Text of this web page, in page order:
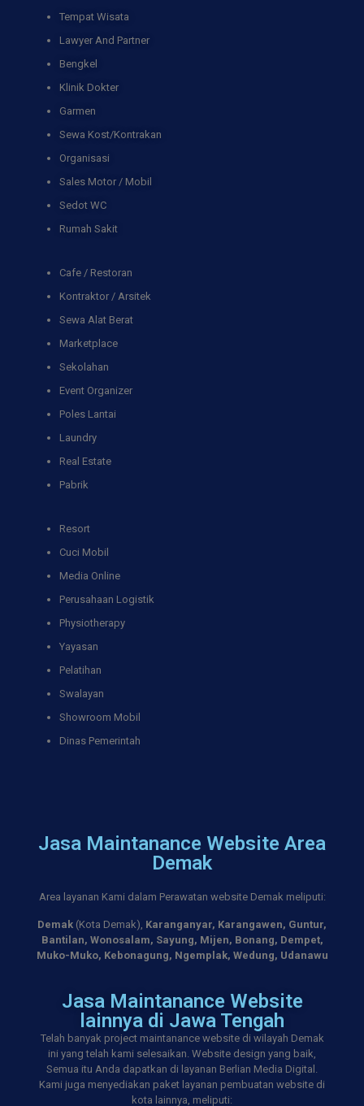
Tempat Wisata
Lawyer And Partner
Bengkel
Klinik Dokter
Garmen
Sewa Kost/Kontrakan
Organisasi
Sales Motor / Mobil
Sedot WC
Rumah Sakit
Cafe / Restoran
Kontraktor / Arsitek
Sewa Alat Berat
Marketplace
Sekolahan
Event Organizer
Poles Lantai
Laundry
Real Estate
Pabrik
Resort
Cuci Mobil
Media Online
Perusahaan Logistik
Physiotherapy
Yayasan
Pelatihan
Swalayan
Showroom Mobil
Dinas Pemerintah
Jasa Maintanance Website Area
Demak
Area layanan Kami dalam Perawatan website Demak meliputi:
Demak (Kota Demak), Karanganyar, Karangawen, Guntur,
Bantilan, Wonosalam, Sayung, Mijen, Bonang, Dempet,
Muko-Muko, Kebonagung, Ngemplak, Wedung, Udanawu
Jasa Maintanance Website
lainnya di Jawa Tengah
Telah banyak project maintanance website di wilayah Demak
ini yang telah kami selesaikan. Website design yang baik,
Semua itu Anda dapatkan di layanan Berlian Media Digital.
Kami juga menyediakan paket layanan pembuatan website di
kota lainnya, meliputi: